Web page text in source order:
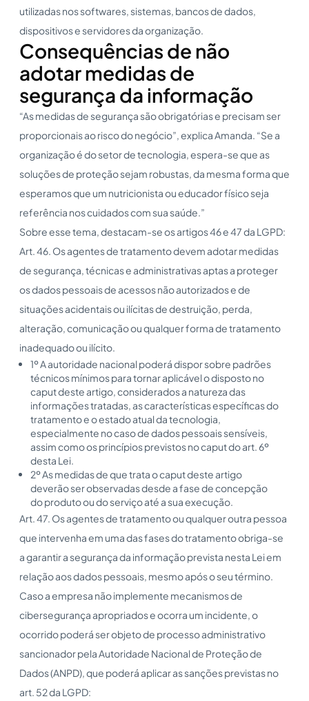
utilizadas nos softwares, sistemas, bancos de dados,
dispositivos e servidores da organização.
Consequências de não
adotar medidas de
segurança da informação
“As medidas de segurança são obrigatórias e precisam ser
proporcionais ao risco do negócio”, explica Amanda. “Se a
organização é do setor de tecnologia, espera-se que as
soluções de proteção sejam robustas, da mesma forma que
esperamos que um nutricionista ou educador físico seja
referência nos cuidados com sua saúde.”
Sobre esse tema, destacam-se os artigos 46 e 47 da LGPD:
Art. 46. Os agentes de tratamento devem adotar medidas
de segurança, técnicas e administrativas aptas a proteger
os dados pessoais de acessos não autorizados e de
situações acidentais ou ilícitas de destruição, perda,
alteração, comunicação ou qualquer forma de tratamento
inadequado ou ilícito.
1º A autoridade nacional poderá dispor sobre padrões
técnicos mínimos para tornar aplicável o disposto no
caput deste artigo, considerados a natureza das
informações tratadas, as características específicas do
tratamento e o estado atual da tecnologia,
especialmente no caso de dados pessoais sensíveis,
assim como os princípios previstos no caput do art. 6º
desta Lei.
2º As medidas de que trata o caput deste artigo
deverão ser observadas desde a fase de concepção
do produto ou do serviço até a sua execução.
Art. 47. Os agentes de tratamento ou qualquer outra pessoa
que intervenha em uma das fases do tratamento obriga-se
a garantir a segurança da informação prevista nesta Lei em
relação aos dados pessoais, mesmo após o seu término.
Caso a empresa não implemente mecanismos de
cibersegurança apropriados e ocorra um incidente, o
ocorrido poderá ser objeto de processo administrativo
sancionador pela Autoridade Nacional de Proteção de
Dados (ANPD), que poderá aplicar as sanções previstas no
art. 52 da LGPD: